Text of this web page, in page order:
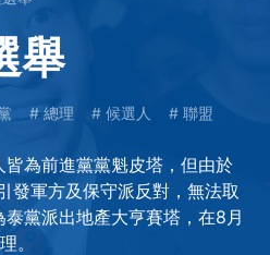
舉
總理 候選人 聯盟
為前進黨黨魁皮塔，但由於
發軍方及保守派反對，無法取
黨派出地產大亨賽塔，在8月
。